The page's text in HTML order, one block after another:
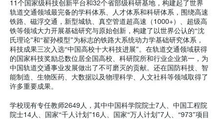
11个国家级科技创新平台和32个省部级科研基地，构建起了世界
轨道交通领域最完备的学科体系、人才体系和科研体系，围绕高速
铁路、磁浮交通，新型城轨、真空管道超高速（1000+）、超级高
铁等领域大力开展基础研究与原始创新，构建了以世界公认的“沈
氏理论”和“翟孙模型”为标志的铁路大系统动力学基础研究体系，
科技成果三次入选“中国高校十大科技进展”。在轨道交通领域获得
的国家科技奖励总数位居全国高校、科研院所和行业企业第一，为
中国轨道交通事业发展做出了不可磨灭的贡献。还在国防科技、智
能制造、生物医药、大数据以及物理科学、人文社科等领域取得了
许多重要成果。
学校现有专任教师2649人，其中中国科学院院士7人、中国工程院
院士14人、国家“千人计划”16人、国家“万人计划”7人、“973”项目